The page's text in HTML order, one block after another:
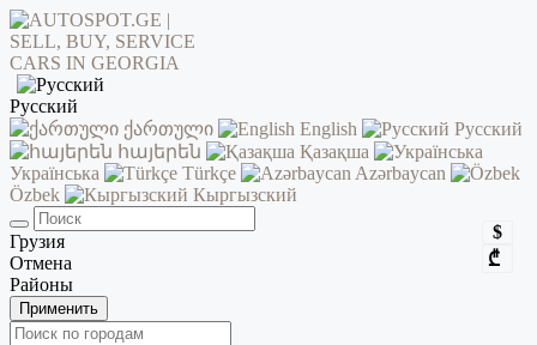
Русский
ქართული
English
Русский
հայերեն
Қазақша
Українська
Türkçe
Azərbaycan
Özbek
Кыргызский
$
₾
Грузия
Отмена
Районы
Применить